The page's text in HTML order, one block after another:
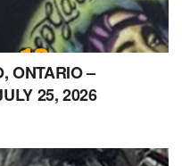
ONTARIO –
25, 2026